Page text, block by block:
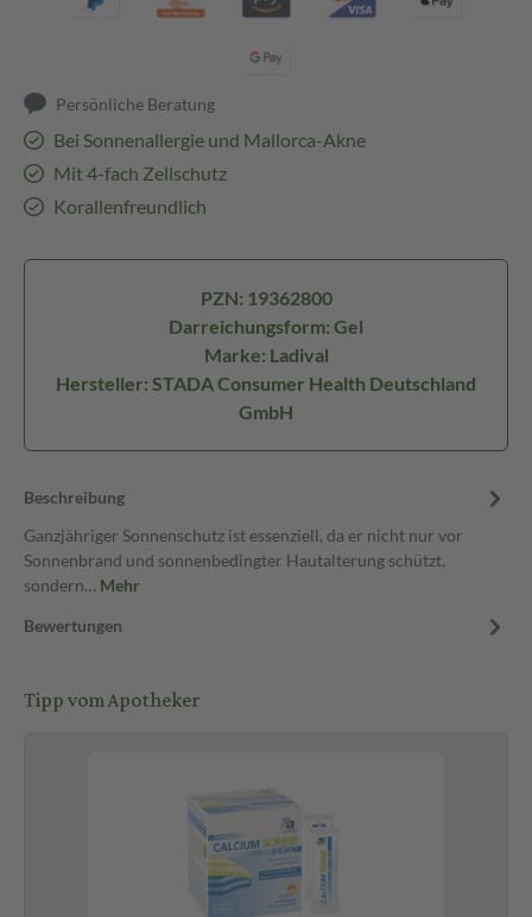
Persönliche Beratung
Bei Sonnenallergie und Mallorca-Akne
Mit 4-fach Zellschutz
Korallenfreundlich
PZN: 19362800
Darreichungsform: Gel
Marke: Ladival
Hersteller: STADA Consumer Health Deutschland
GmbH
Beschreibung
Ganzjähriger Sonnenschutz ist essenziell, da er nicht nur vor
Sonnenbrand und sonnenbedingter Hautalterung schützt,
sondern… Mehr
Bewertungen
Tipp vom Apotheker